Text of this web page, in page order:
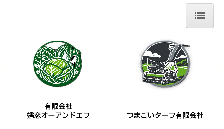
ホーム
嬬恋オーアンドエフ
青果販売
資材関係